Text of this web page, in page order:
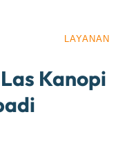
LAYANAN
Kanopi